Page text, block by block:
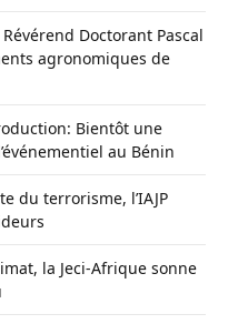
Doctorant Pascal
agronomiques de
Bientôt une
au Bénin
du terrorisme, l’IAJP
la Jeci-Afrique sonne